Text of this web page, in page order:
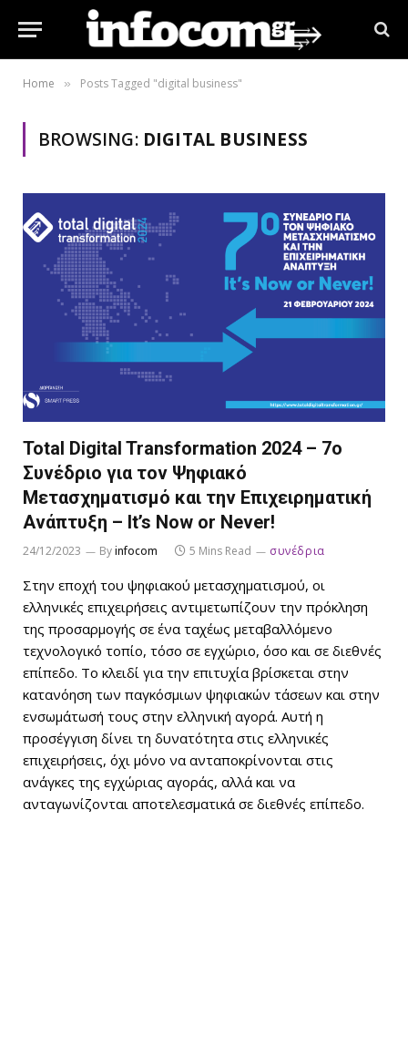
Home » Posts Tagged "digital business"
BROWSING: DIGITAL BUSINESS
Total Digital Transformation 2024 – 7o
Συνέδριο για τον Ψηφιακό
Μετασχηματισμό και την Επιχειρηματική
Ανάπτυξη – It’s Now or Never!
24/12/2023 Byinfocom 5 Mins Read συνέδρια
Στην εποχή του ψηφιακού μετασχηματισμού, οι
ελληνικές επιχειρήσεις αντιμετωπίζουν την πρόκληση
της προσαρμογής σε ένα ταχέως μεταβαλλόμενο
τεχνολογικό τοπίο, τόσο σε εγχώριο, όσο και σε διεθνές
επίπεδο. Το κλειδί για την επιτυχία βρίσκεται στην
κατανόηση των παγκόσμιων ψηφιακών τάσεων και στην
ενσωμάτωσή τους στην ελληνική αγορά. Αυτή η
προσέγγιση δίνει τη δυνατότητα στις ελληνικές
επιχειρήσεις, όχι μόνο να ανταποκρίνονται στις
ανάγκες της εγχώριας αγοράς, αλλά και να
ανταγωνίζονται αποτελεσματικά σε διεθνές επίπεδο.